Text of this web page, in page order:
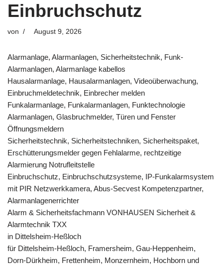
Einbruchschutz
von August 9, 2026
Alarmanlage, Alarmanlagen, Sicherheitstechnik, Funk-
Alarmanlagen, Alarmanlage kabellos
Hausalarmanlage, Hausalarmanlagen, Videoüberwachung,
Einbruchmeldetechnik, Einbrecher melden
Funkalarmanlage, Funkalarmanlagen, Funktechnologie
Alarmanlagen, Glasbruchmelder, Türen und Fenster
Öffnungsmeldern
Sicherheitstechnik, Sicherheitstechniken, Sicherheitspaket,
Erschütterungsmelder gegen Fehlalarme, rechtzeitige
Alarmierung Notrufleitstelle
Einbruchschutz, Einbruchschutzsysteme, IP-Funkalarmsystem
mit PIR Netzwerkkamera, Abus-Secvest Kompetenzpartner,
Alarmanlagenerrichter
Alarm & Sicherheitsfachmann VONHAUSEN Sicherheit &
Alarmtechnik TXX
in Dittelsheim-Heßloch
für Dittelsheim-Heßloch, Framersheim, Gau-Heppenheim,
Dorn-Dürkheim, Frettenheim, Monzernheim, Hochborn und